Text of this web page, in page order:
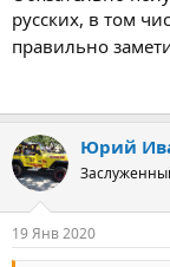
русских, в том
правильно
Юрий
19 Янв 2020